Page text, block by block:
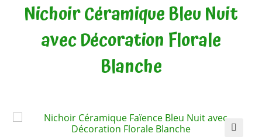
Nichoir Céramique Bleu Nuit
avec Décoration Florale
Blanche